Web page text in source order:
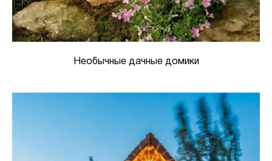
Необычные дачные домики